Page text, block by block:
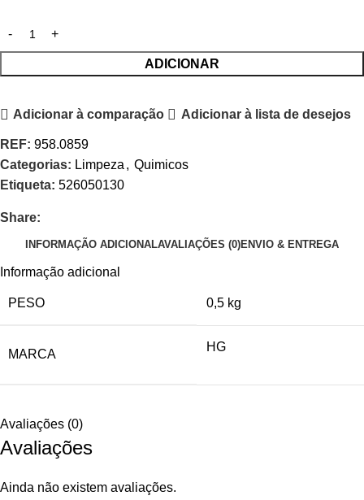
ADICIONAR
Adicionar à comparação Adicionar à lista de desejos
REF: 958.0859
Categorias: Limpeza , Quimicos
Etiqueta: 526050130
Share:
INFORMAÇÃO ADICIONALAVALIAÇÕES (0)ENVIO & ENTREGA
Informação adicional
PESO 0,5 kg
MARCA
HG
Avaliações (0)
Avaliações
Ainda não existem avaliações.